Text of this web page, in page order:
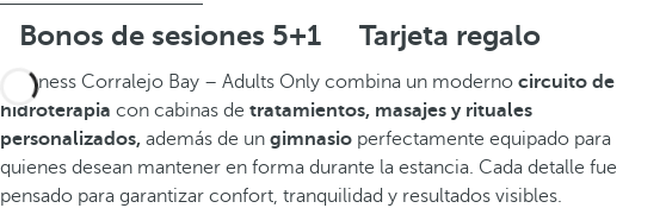
Bonos de sesiones 5+1
Tarjeta regalo
Wellness Corralejo Bay – Adults Only combina un moderno circuito de
hidroterapia con cabinas de tratamientos, masajes y rituales
personalizados, además de un gimnasio perfectamente equipado para
quienes desean mantener en forma durante la estancia. Cada detalle fue
pensado para garantizar confort, tranquilidad y resultados visibles.